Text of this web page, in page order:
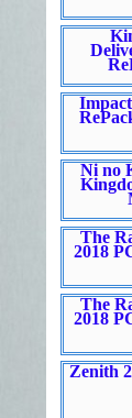
Ni no
The
2018
The
2018
Zenith